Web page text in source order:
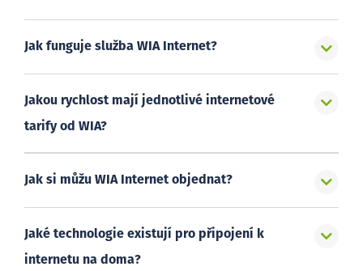
Jak funguje služba WIA Internet?
Jakou rychlost mají jednotlivé internetové
tarify od WIA?
Jak si můžu WIA Internet objednat?
Jaké technologie existují pro připojení k
internetu na doma?